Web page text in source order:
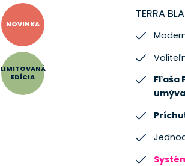
NOVINKA
LIMITOVANÁ
EDÍCIA
TERRA
Fľaša